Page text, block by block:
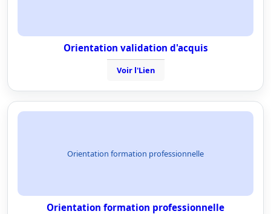
Orientation validation d'acquis
Voir l'Lien
Orientation formation professionnelle
Orientation formation professionnelle